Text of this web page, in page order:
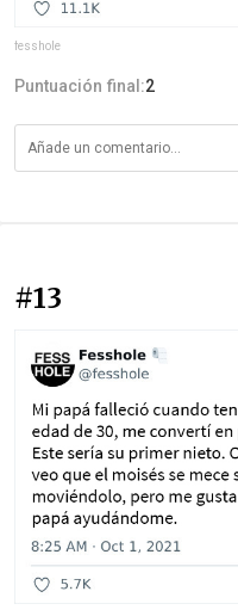
fesshole
Puntuación final:2
#13